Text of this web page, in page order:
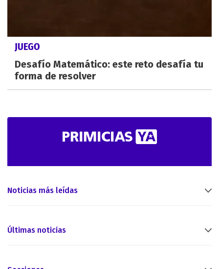
JUEGO
Desafío Matemático: este reto desafía tu
forma de resolver
Noticias más leídas
Últimas noticias